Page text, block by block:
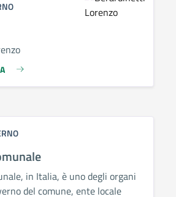
in Italia, è uno degli organi
del comune, ente locale